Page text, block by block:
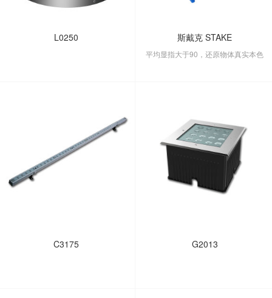
L0250 斯戴克 STAKE
平均显指大于90，还原物体真实本色
C3175 G2013